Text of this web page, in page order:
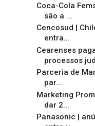
Coca-Cola
são a ...
Cencosud |
entra...
Cearenses
processos
Parceria de
par...
Marketing
dar 2...
Panasonic |